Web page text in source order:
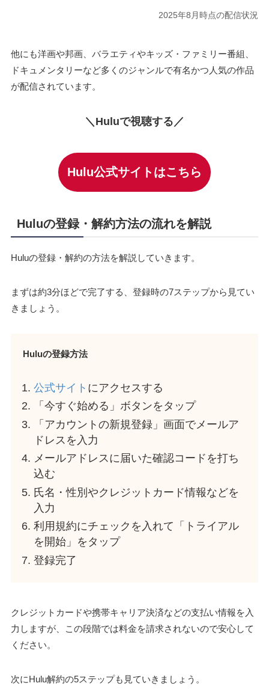
2025年8月時点の配信状況
他にも洋画や邦画、バラエティやキッズ・ファミリー番組、
ドキュメンタリーなど多くのジャンルで有名かつ人気の作品
が配信されています。
＼Huluで視聴する／
Hulu公式サイトはこちら
Huluの登録・解約方法の流れを解説
Huluの登録・解約の方法を解説していきます。
まずは約3分ほどで完了する、登録時の7ステップから見てい
きましょう。
Huluの登録方法
公式サイト にアクセスする
「今すぐ始める」ボタンをタップ
「アカウントの新規登録」画面でメールア
ドレスを入力
メールアドレスに届いた確認コードを打ち
込む
氏名・性別やクレジットカード情報などを
入力
利用規約にチェックを入れて「トライアル
を開始」をタップ
登録完了
クレジットカードや携帯キャリア決済などの支払い情報を入
力しますが、この段階では料金を請求されないので安心して
ください。
次にHulu解約の5ステップも見ていきましょう。